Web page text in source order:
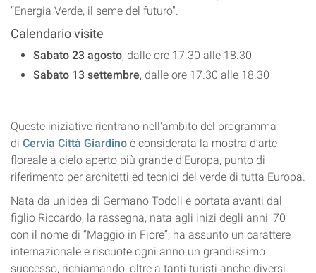
“Energia Verde, il seme del futuro".
Calendario visite
Sabato 23 agosto, dalle ore 17.30 alle 18.30
Sabato 13 settembre, dalle ore 17.30 alle 18.30
Queste iniziative rientrano nell'ambito del programma
di Cervia Città Giardino è considerata la mostra d’arte
floreale a cielo aperto più grande d’Europa, punto di
riferimento per architetti ed tecnici del verde di tutta Europa.
Nata da un'idea di Germano Todoli e portata avanti dal
figlio Riccardo, la rassegna, nata agli inizi degli anni '70
con il nome di “Maggio in Fiore”, ha assunto un carattere
internazionale e riscuote ogni anno un grandissimo
successo, richiamando, oltre a tanti turisti anche diversi